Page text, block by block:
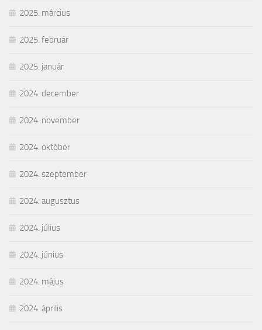
2025. március
2025. február
2025. január
2024. december
2024. november
2024. október
2024. szeptember
2024. augusztus
2024. július
2024. június
2024. május
2024. április